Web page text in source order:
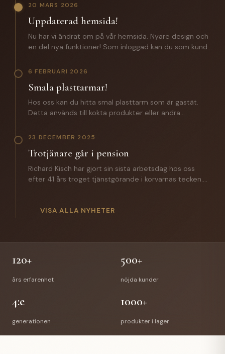
20 MARS 2026
Uppdaterad hemsida!
Nu har vi ändrat om på vår hemsida. Nyare design och
en del nya funktioner! Som inloggad kan du som kund
Certifikat och specifikationer. - Orderhistorik med alla
certifikat och produktspecifikationer. Saknar du
inloggningsuppgifter? Hör av dig till oss!
6 FEBRUARI 2026
Smala plasttarmar!
Hos oss kan du hitta smal plasttarm som är gastät.
Detta används till kokta produkter eller andra
slutprodukten. Till ett vegosortiment är denna ett
information.
23 DECEMBER 2025
Trotjänare går i pension
Richard Kisch har gjort sin sista arbetsdag hos oss
efter 41 års troget tjänstgörande i korvarnas tecken.
gick Anette Hellman i pension efter 12 år hos oss.
väntar Richard & Anette och vi önskar de all lycka till
VISA ALLA NYHETER
120+
års erfarenhet
500+
nöjda kunder
4:e
generationen
1000+
produkter i lager